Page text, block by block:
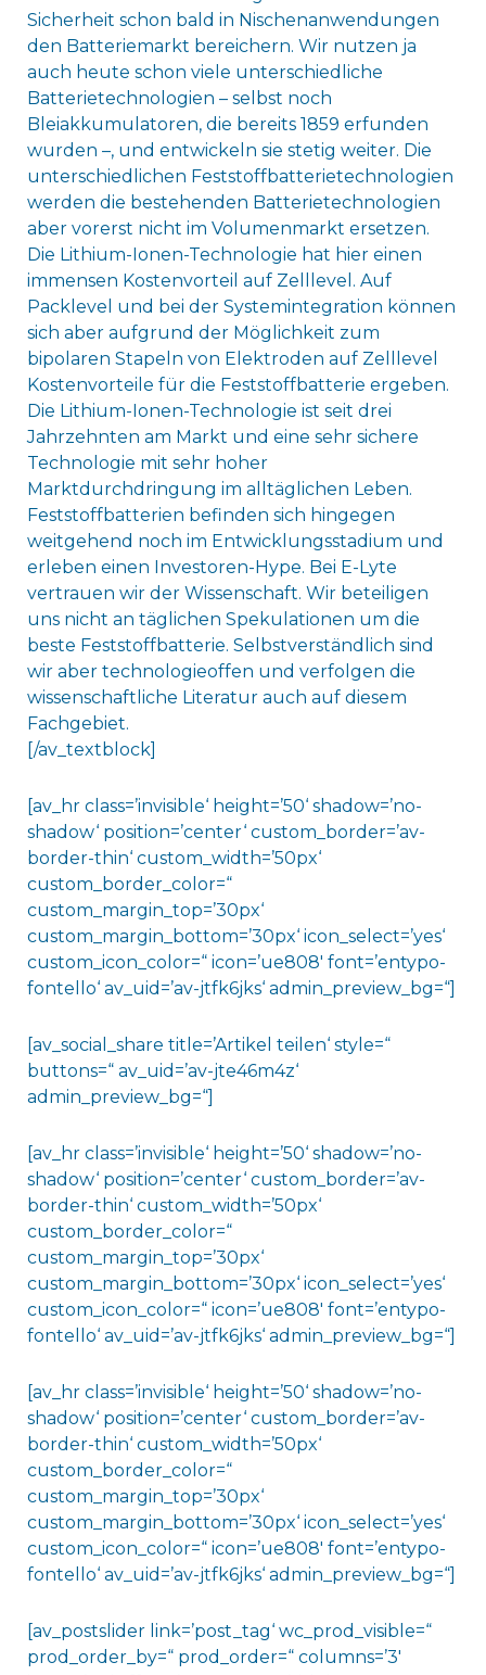
Sicherheit schon bald in Nischenanwendungen
den Batteriemarkt bereichern. Wir nutzen ja
auch heute schon viele unterschiedliche
Batterietechnologien – selbst noch
Bleiakkumulatoren, die bereits 1859 erfunden
wurden –, und entwickeln sie stetig weiter. Die
unterschiedlichen Feststoffbatterietechnologien
werden die bestehenden Batterietechnologien
aber vorerst nicht im Volumenmarkt ersetzen.
Die Lithium-Ionen-Technologie hat hier einen
immensen Kostenvorteil auf Zelllevel. Auf
Packlevel und bei der Systemintegration können
sich aber aufgrund der Möglichkeit zum
bipolaren Stapeln von Elektroden auf Zelllevel
Kostenvorteile für die Feststoffbatterie ergeben.
Die Lithium-Ionen-Technologie ist seit drei
Jahrzehnten am Markt und eine sehr sichere
Technologie mit sehr hoher
Marktdurchdringung im alltäglichen Leben.
Feststoffbatterien befinden sich hingegen
weitgehend noch im Entwicklungsstadium und
erleben einen Investoren-Hype. Bei E-Lyte
vertrauen wir der Wissenschaft. Wir beteiligen
uns nicht an täglichen Spekulationen um die
beste Feststoffbatterie. Selbstverständlich sind
wir aber technologieoffen und verfolgen die
wissenschaftliche Literatur auch auf diesem
Fachgebiet.
[/av_textblock]
[av_hr class=’invisible‘ height=’50‘ shadow=’no-
shadow‘ position=’center‘ custom_border=’av-
border-thin‘ custom_width=’50px‘
custom_border_color=“
custom_margin_top=’30px‘
custom_margin_bottom=’30px‘ icon_select=’yes‘
custom_icon_color=“ icon=’ue808′ font=’entypo-
fontello‘ av_uid=’av-jtfk6jks‘ admin_preview_bg=“]
[av_social_share title=’Artikel teilen‘ style=“
buttons=“ av_uid=’av-jte46m4z‘
admin_preview_bg=“]
[av_hr class=’invisible‘ height=’50‘ shadow=’no-
shadow‘ position=’center‘ custom_border=’av-
border-thin‘ custom_width=’50px‘
custom_border_color=“
custom_margin_top=’30px‘
custom_margin_bottom=’30px‘ icon_select=’yes‘
custom_icon_color=“ icon=’ue808′ font=’entypo-
fontello‘ av_uid=’av-jtfk6jks‘ admin_preview_bg=“]
[av_hr class=’invisible‘ height=’50‘ shadow=’no-
shadow‘ position=’center‘ custom_border=’av-
border-thin‘ custom_width=’50px‘
custom_border_color=“
custom_margin_top=’30px‘
custom_margin_bottom=’30px‘ icon_select=’yes‘
custom_icon_color=“ icon=’ue808′ font=’entypo-
fontello‘ av_uid=’av-jtfk6jks‘ admin_preview_bg=“]
[av_postslider link=’post_tag‘ wc_prod_visible=“
prod_order_by=“ prod_order=“ columns=’3′